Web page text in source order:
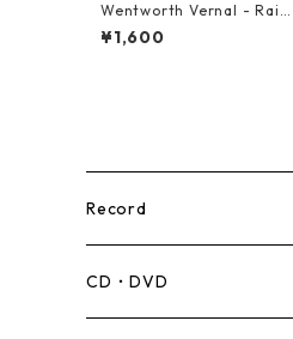
Wentworth Vernal - Rainb
ow【7-21940】
¥1,600
Record
Mento,Calypso,Ballad
CD・DVD